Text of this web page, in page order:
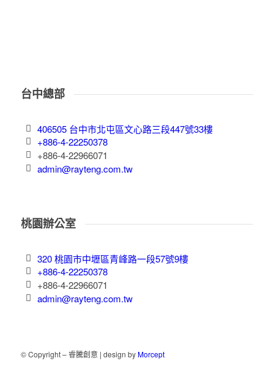
台中總部
406505 台中市北屯區文心路三段447號33樓
+886-4-22250378
+886-4-22966071
admin@rayteng.com.tw
桃園辦公室
320 桃園市中壢區青峰路一段57號9樓
+886-4-22250378
+886-4-22966071
admin@rayteng.com.tw
© Copyright – 睿騰創意 | design byMorcept